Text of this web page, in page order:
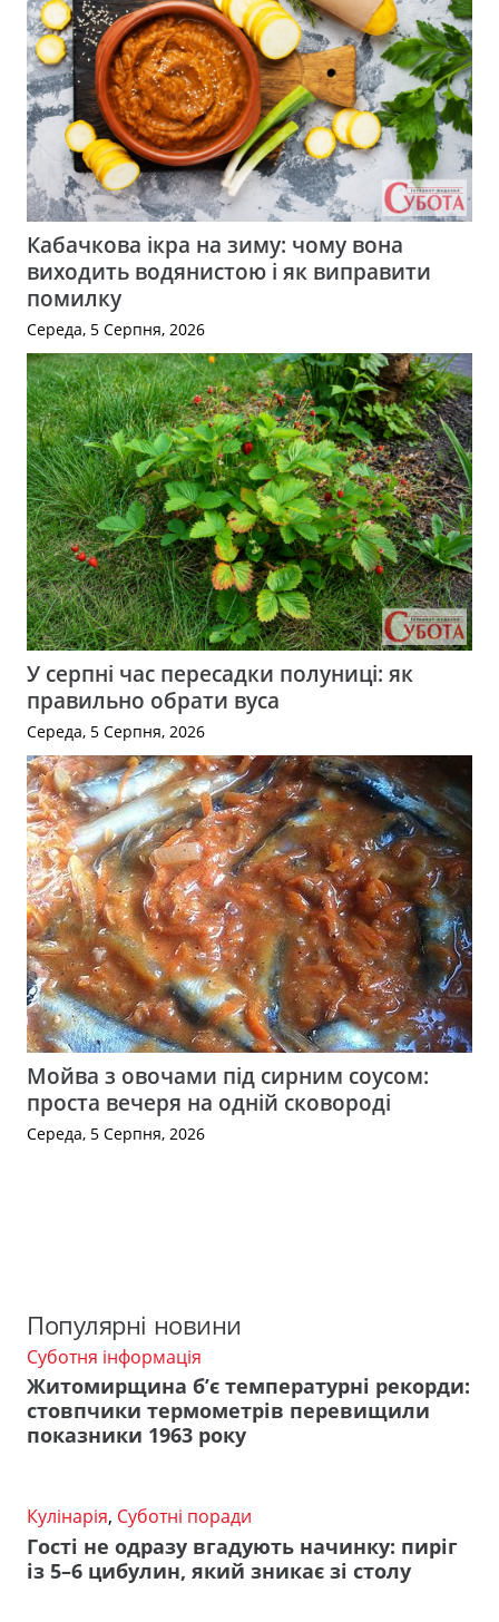
Кабачкова ікра на зиму: чому вона
виходить водянистою і як виправити
помилку
Середа, 5 Серпня, 2026
У серпні час пересадки полуниці: як
правильно обрати вуса
Середа, 5 Серпня, 2026
Мойва з овочами під сирним соусом:
проста вечеря на одній сковороді
Середа, 5 Серпня, 2026
Популярні новини
Суботня інформація
Житомирщина б’є температурні рекорди:
стовпчики термометрів перевищили
показники 1963 року
Кулінарія, Суботні поради
Гості не одразу вгадують начинку: пиріг
із 5–6 цибулин, який зникає зі столу